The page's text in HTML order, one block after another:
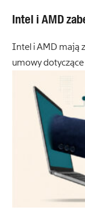
Intel i AMD
Intel i AMD mają
umowy